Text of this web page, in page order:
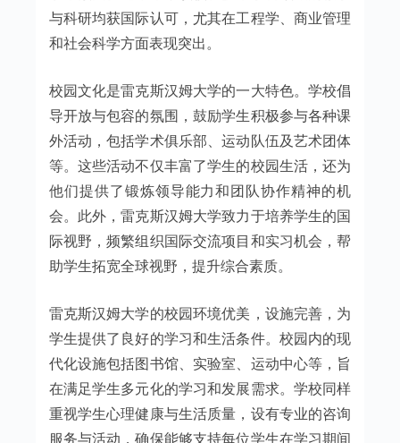
与科研均获国际认可，尤其在工程学、商业管理
和社会科学方面表现突出。
校园文化是雷克斯汉姆大学的一大特色。学校倡
导开放与包容的氛围，鼓励学生积极参与各种课
外活动，包括学术俱乐部、运动队伍及艺术团体
等。这些活动不仅丰富了学生的校园生活，还为
他们提供了锻炼领导能力和团队协作精神的机
会。此外，雷克斯汉姆大学致力于培养学生的国
际视野，频繁组织国际交流项目和实习机会，帮
助学生拓宽全球视野，提升综合素质。
雷克斯汉姆大学的校园环境优美，设施完善，为
学生提供了良好的学习和生活条件。校园内的现
代化设施包括图书馆、实验室、运动中心等，旨
在满足学生多元化的学习和发展需求。学校同样
重视学生心理健康与生活质量，设有专业的咨询
服务与活动，确保能够支持每位学生在学习期间